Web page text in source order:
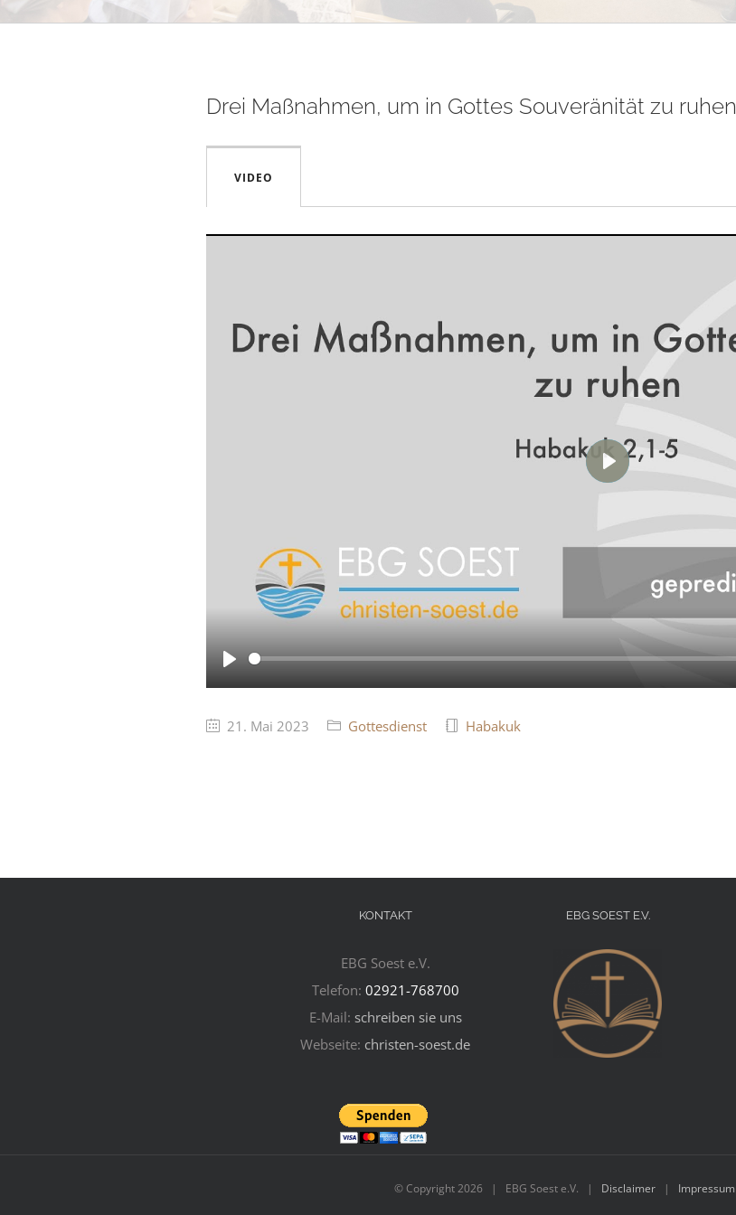
Drei Maßnahmen, um in Gottes Souveränität zu ruhen
VIDEO
Play
21. Mai 2023 Gottesdienst Habakuk
KONTAKT
EBG Soest e.V.
Telefon: 02921-768700
E-Mail: schreiben sie uns
Webseite: christen-soest.de
EBG SOEST E.V.
© Copyright2026 | EBG Soest e.V. | Disclaimer | Impressum